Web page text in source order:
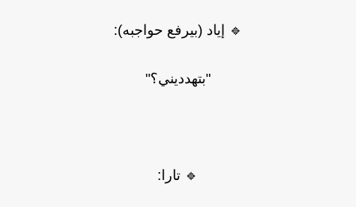
🔹 إياد (بيرفع حواجبه):
"بتهدديني؟"
🔹 تارا: